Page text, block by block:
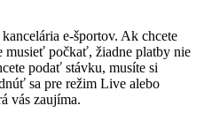
e-športov. Ak chcete
musieť počkať, žiadne platby nie
podať stávku, musíte si
sa pre režim Live alebo
vás zaujíma.